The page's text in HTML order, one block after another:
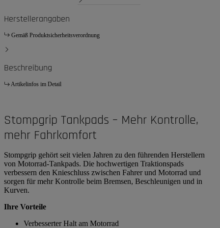
Herstellerangaben
Gemäß Produktsicherheitsverordnung
Beschreibung
Artikelinfos im Detail
Stompgrip Tankpads – Mehr Kontrolle,
mehr Fahrkomfort
Stompgrip gehört seit vielen Jahren zu den führenden Herstellern
von Motorrad-Tankpads. Die hochwertigen Traktionspads
verbessern den Knieschluss zwischen Fahrer und Motorrad und
sorgen für mehr Kontrolle beim Bremsen, Beschleunigen und in
Kurven.
Ihre Vorteile
Verbesserter Halt am Motorrad